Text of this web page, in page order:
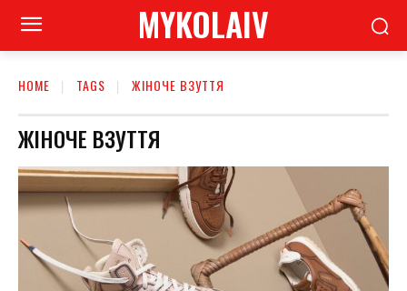
MYKOLAIV
HOME TAGS ЖІНОЧЕ ВЗУТТЯ
ЖІНОЧЕ ВЗУТТЯ